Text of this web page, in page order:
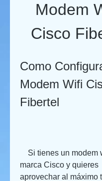
Modem
Cisco
Como
Modem Wifi
Fibertel
marca Cisco y quieres
aprovechar al máximo